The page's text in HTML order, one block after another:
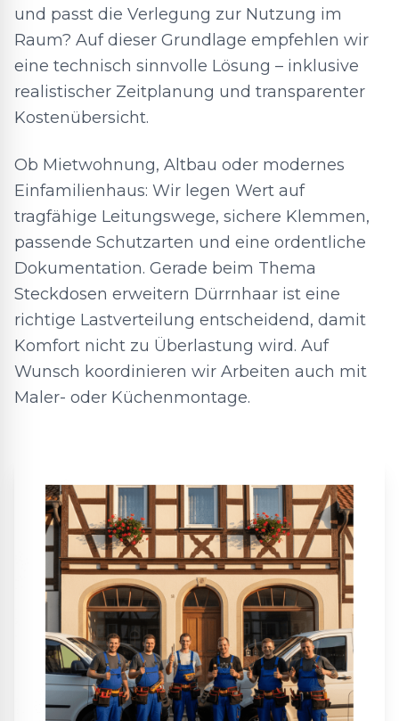
und passt die Verlegung zur Nutzung im
Raum? Auf dieser Grundlage empfehlen wir
eine technisch sinnvolle Lösung – inklusive
realistischer Zeitplanung und transparenter
Kostenübersicht.
Ob Mietwohnung, Altbau oder modernes
Einfamilienhaus: Wir legen Wert auf
tragfähige Leitungswege, sichere Klemmen,
passende Schutzarten und eine ordentliche
Dokumentation. Gerade beim Thema
Steckdosen erweitern Dürrnhaar ist eine
richtige Lastverteilung entscheidend, damit
Komfort nicht zu Überlastung wird. Auf
Wunsch koordinieren wir Arbeiten auch mit
Maler- oder Küchenmontage.